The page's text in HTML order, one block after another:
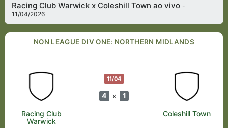
Racing Club Warwick x Coleshill Town ao vivo-
11/04/2026
NON LEAGUE DIV ONE: NORTHERN MIDLANDS
11/04
4 x 1
Racing Club
Warwick
Coleshill Town